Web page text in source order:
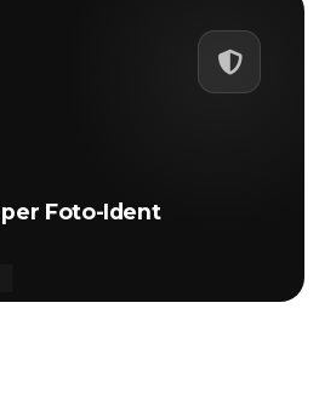
Foto-Ident